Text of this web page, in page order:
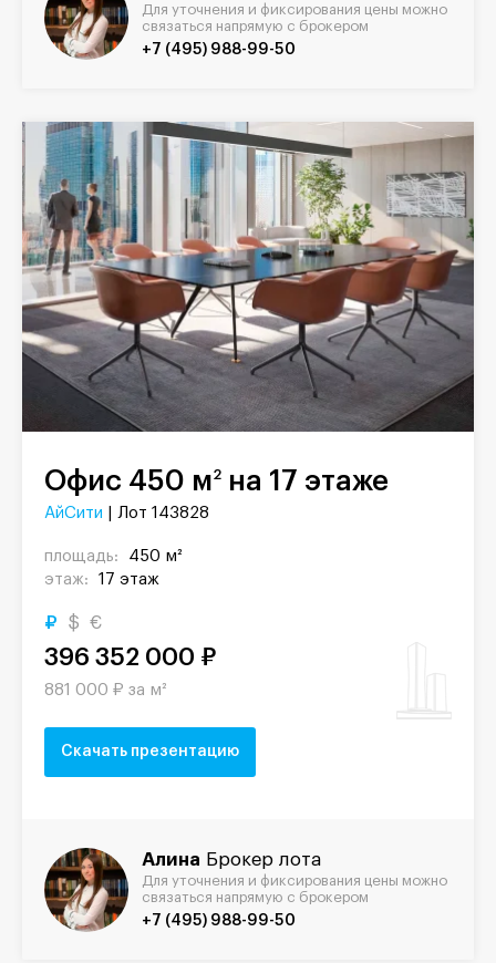
Для уточнения и фиксирования цены можно
связаться напрямую с брокером
+7 (495) 988-99-50
Офис 450 м2 на 17 этаже
АйСити | Лот 143828
площадь:
450 м²
этаж:
17 этаж
₽ $ €
396 352 000 ₽
881 000 ₽ за м²
Скачать презентацию
Алина Брокер лота
Для уточнения и фиксирования цены можно
связаться напрямую с брокером
+7 (495) 988-99-50